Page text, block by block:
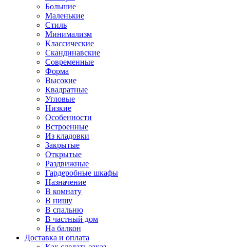
Большие
Маленькие
Стиль
Минимализм
Классические
Скандинавские
Современные
Форма
Высокие
Квадратные
Угловые
Низкие
Особенности
Встроенные
Из кладовки
Закрытые
Открытые
Раздвижные
Гардеробные шкафы
Назначение
В комнату
В нишу
В спальню
В частный дом
На балкон
Доставка и оплата